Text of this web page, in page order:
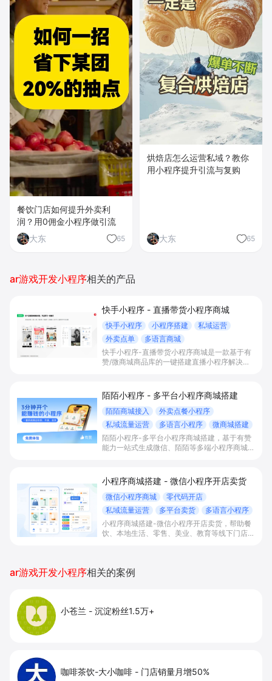
餐饮门店如何提升外卖利
润？用0佣金小程序做引流
大东
65
烘焙店怎么运营私域？教你
用小程序提升引流与复购
大东 65
ar游戏开发小程序相关的产品
快手小程序 - 直播带货小程序商城
快手小程序 小程序搭建
私域运营
外卖点单
多语言商城
快手小程序-直播带货小程序商城是一款基于有
赞/微商城商品库的一键搭建直播小程序解决方
短下单路径、沉淀私域会员并提升转化与复购。
陌陌小程序 - 多平台小程序商城搭建
陌陌商城接入
外卖点餐小程序
私域流量运营
多语言小程序
微商城搭建
陌陌小程序-多平台小程序商城搭建，基于有赞
能力一站式生成微信、陌陌等多端小程序商城，
复购增长。
小程序商城搭建 - 微信小程序开店卖货
微信小程序商城
零代码开店
私域流量运营
多平台卖货
多语言小程序
小程序商城搭建-微信小程序开店卖货，帮助餐
饮、本地生活、零售、美业、教育等线下门店及
ar游戏开发小程序相关的案例
小苍兰 - 沉淀粉丝1.5万+
咖啡茶饮-大小咖啡 - 门店销量月增50%